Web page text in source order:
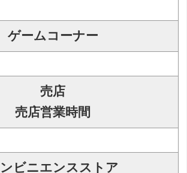
ゲームコーナー
売店
売店営業時間
ビニエンスストア